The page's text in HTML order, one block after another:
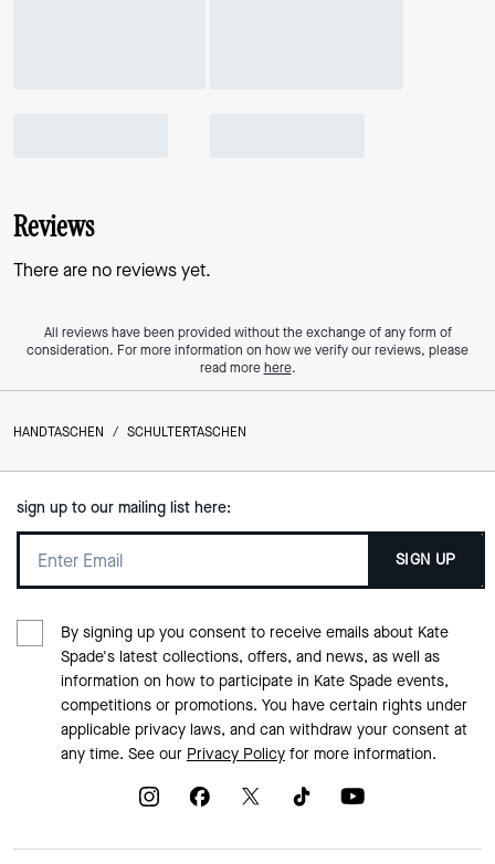
Reviews
There are no reviews yet.
All reviews have been provided without the exchange of any form of
consideration. For more information on how we verify our reviews, please
read morehere.
HANDTASCHEN / SCHULTERTASCHEN
sign up to our mailing list here:
SIGN UP
By signing up you consent to receive emails about Kate
Spade's latest collections, offers, and news, as well as
information on how to participate in Kate Spade events,
competitions or promotions. You have certain rights under
applicable privacy laws, and can withdraw your consent at
any time. See our Privacy Policyfor more information.